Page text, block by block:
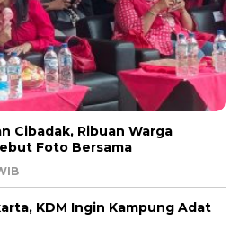
Cibadak, Ribuan Warga
Foto Bersama
KDM Ingin Kampung Adat